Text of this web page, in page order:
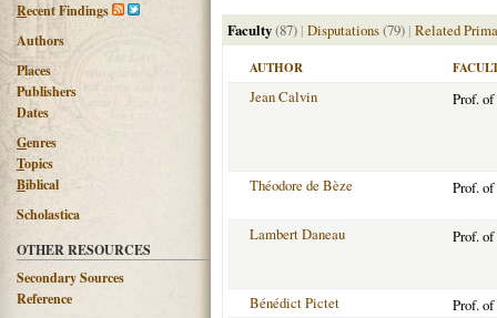
Recent Findings
Authors
Places
Publishers
Dates
Genres
Topics
Biblical
Scholastica
OTHER RESOURCES
Secondary Sources
Reference
Faculty(87) | Disputations(79) | Related
AUTHOR
Jean Calvin Prof.
Théodore de Bèze Prof.
Lambert Daneau Prof.
Bénédict Pictet
Prof.